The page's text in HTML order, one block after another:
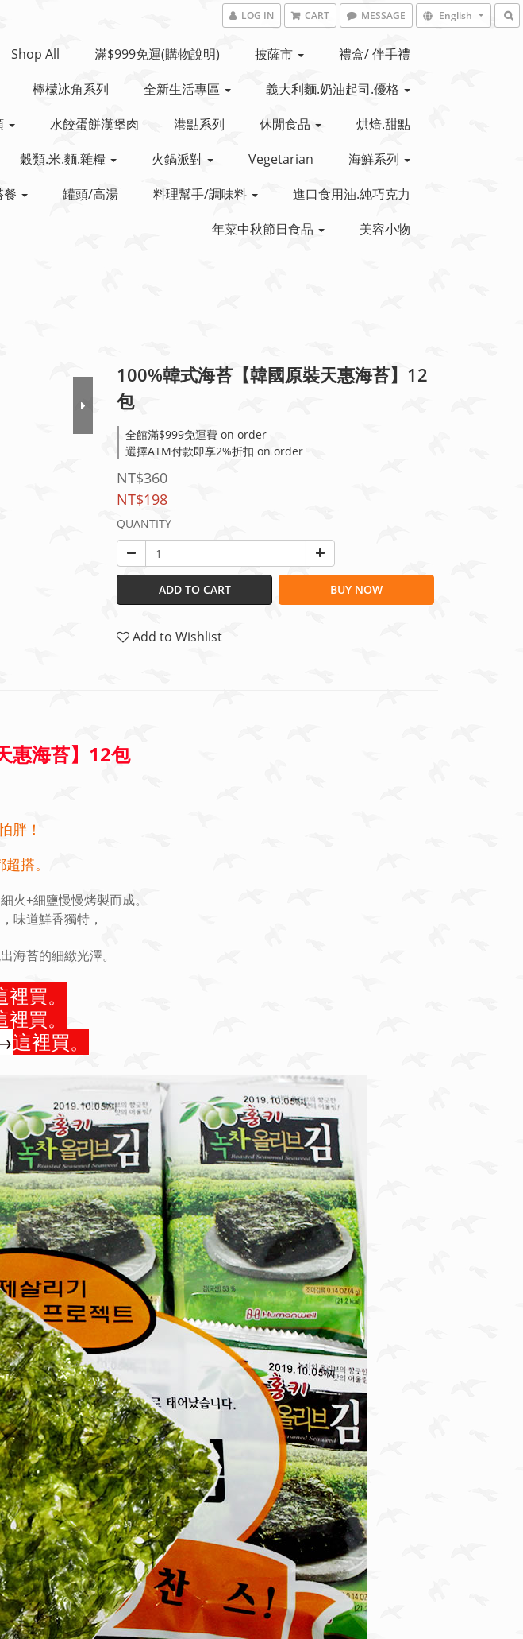
LOG IN CART MESSAGE English
Shop All 滿$999免運(購物說明) 披薩市
禮盒/ 伴手禮
檸檬冰角系列 全新生活專區
義大利麵.奶油起司.優格
水餃蛋餅漢堡肉 港點系列 休閒食品
烘焙.甜點
穀類.米.麵.雜糧 火鍋派對 Vegetarian
海鮮系列
餐 罐頭/高湯 料理幫手/調味料
進口食用油.純巧克力
年菜中秋節日食品
美容小物
100%韓式海苔【韓國原裝天惠海苔】12
包
全館滿$999免運費 on order
選擇ATM付款即享2%折扣 on order
NT$360
NT$198
QUANTITY
ADD TO CART BUY NOW
Add to Wishlist
惠海苔】12包
胖！
搭。
火+細鹽慢慢烤製而成。
味道鮮香獨特，
海苔的細緻光澤。
裡買。
裡買。
這裡買。